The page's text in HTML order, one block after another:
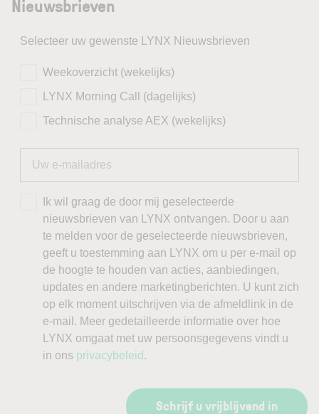
Nieuwsbrieven
Selecteer uw gewenste LYNX Nieuwsbrieven
Weekoverzicht (wekelijks)
LYNX Morning Call (dagelijks)
Technische analyse AEX (wekelijks)
Ik wil graag de door mij geselecteerde
nieuwsbrieven van LYNX ontvangen. Door u aan
te melden voor de geselecteerde nieuwsbrieven,
geeft u toestemming aan LYNX om u per e-mail op
de hoogte te houden van acties, aanbiedingen,
updates en andere marketingberichten. U kunt zich
op elk moment uitschrijven via de afmeldlink in de
e-mail. Meer gedetailleerde informatie over hoe
LYNX omgaat met uw persoonsgegevens vindt u
in ons privacybeleid .
Schrijf u vrijblijvend in